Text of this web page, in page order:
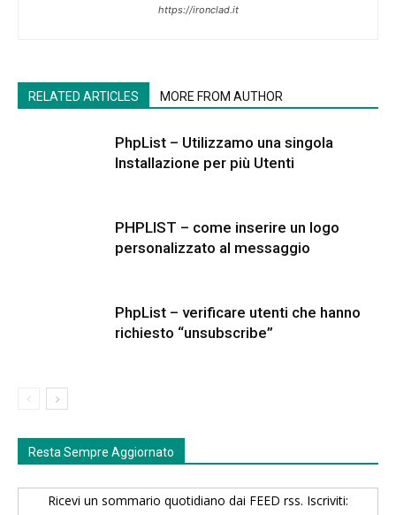
https://ironclad.it
RELATED ARTICLES MORE FROM AUTHOR
PhpList – Utilizzamo una singola
Installazione per più Utenti
PHPLIST – come inserire un logo
personalizzato al messaggio
PhpList – verificare utenti che hanno
richiesto “unsubscribe”
Resta Sempre Aggiornato
Ricevi un sommario quotidiano dai FEED rss. Iscriviti: